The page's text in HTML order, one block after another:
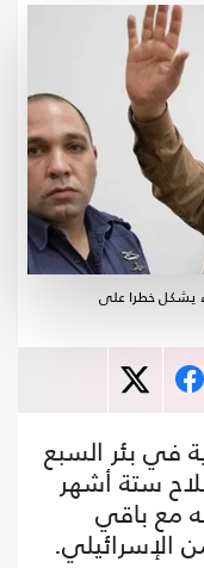
يشكل خطرا على
في بئر السبع
ستة أشهر
مع باقي
الإسرائيلي.